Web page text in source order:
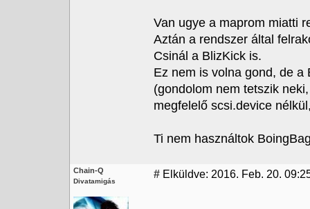
Van ugye a maprom miatti
Aztán a rendszer által
Csinál a BlizKick is.
Ez nem is volna gond, de
(gondolom nem tetszik
megfelelő scsi.device
Ti nem használtok
Chain-Q
Divatamigás
# Elküldve: 2016. Feb. 20.